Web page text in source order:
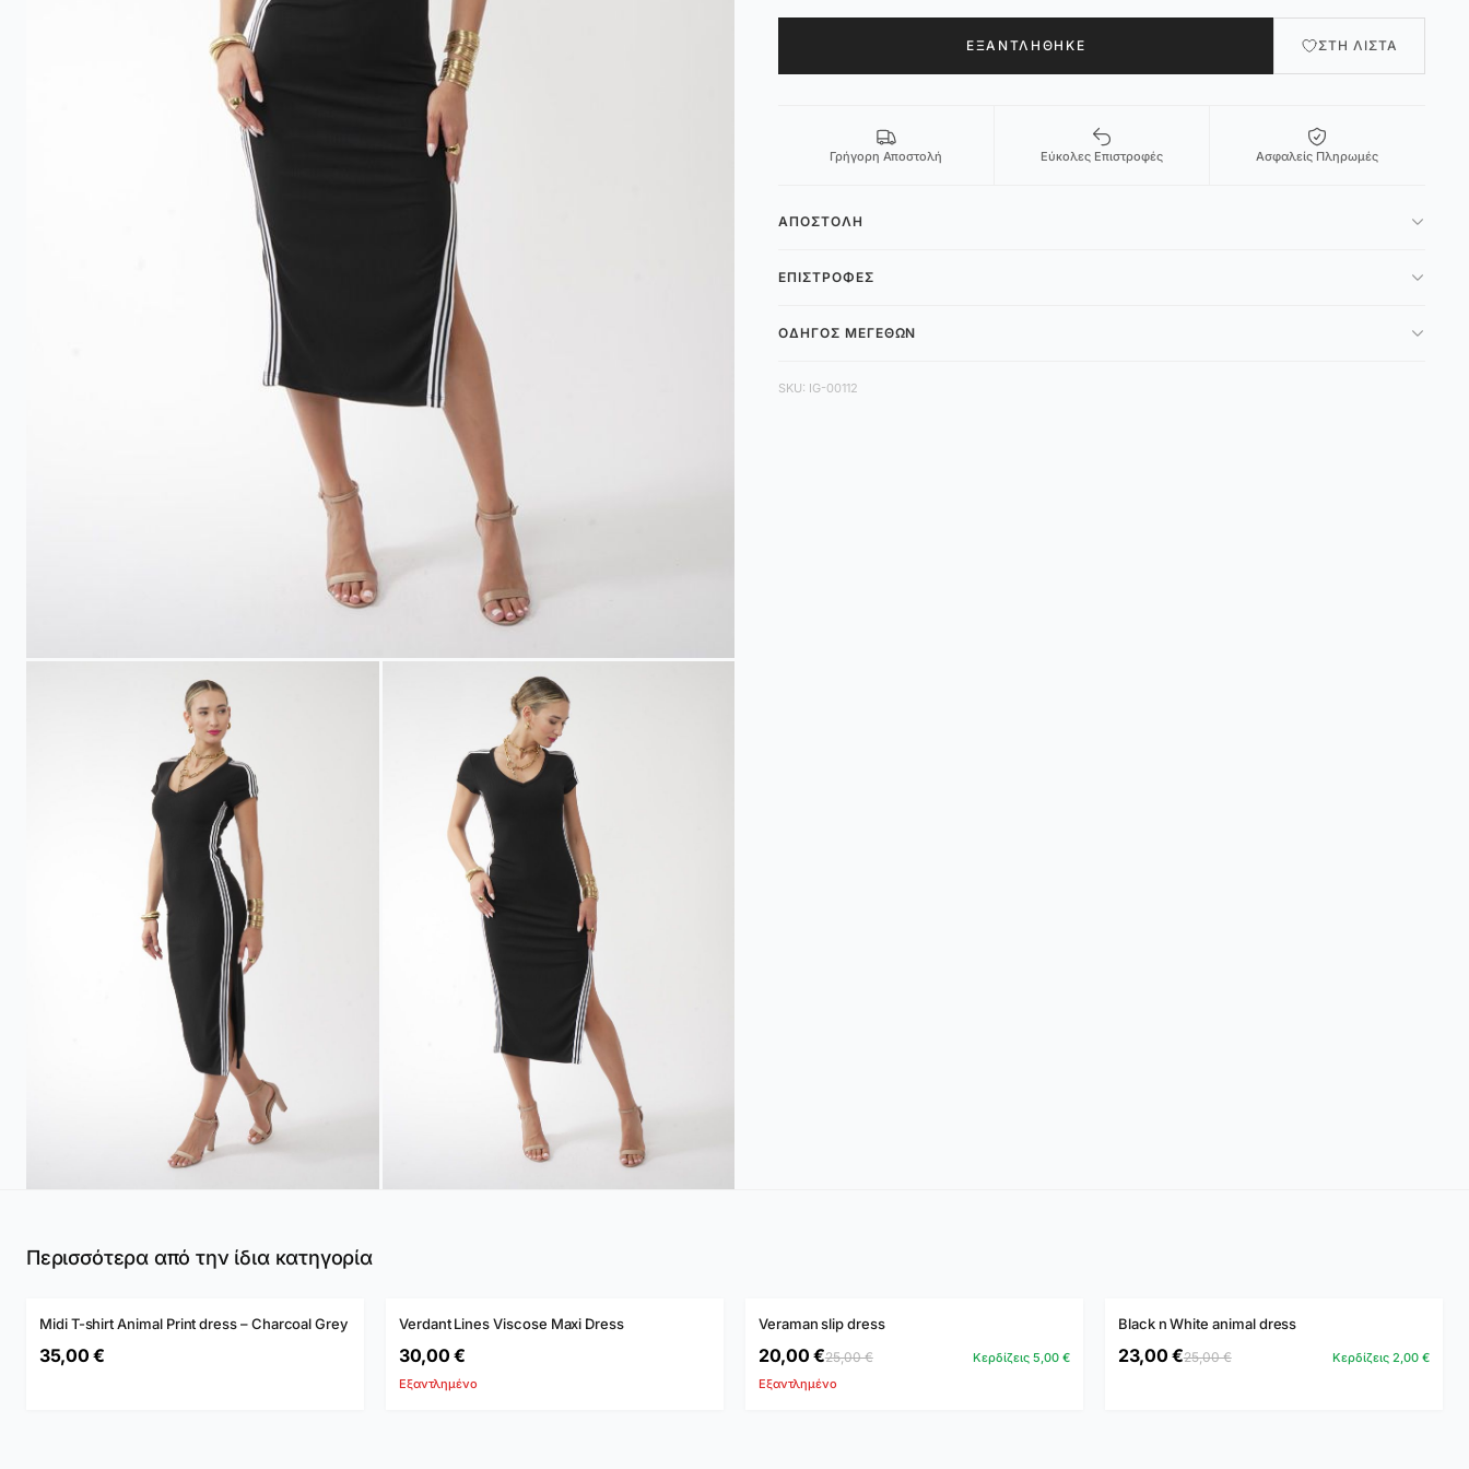
ΕΞΑΝΤΛΉΘΗΚΕ ΣΤΗ ΛΊΣΤΑ
Γρήγορη Αποστολή Εύκολες Επιστροφές Ασφαλείς Πληρωμές
ΑΠΟΣΤΟΛΉ
ΕΠΙΣΤΡΟΦΈΣ
ΟΔΗΓΌΣ ΜΕΓΕΘΏΝ
SKU: IG-00112
Περισσότερα από την ίδια κατηγορία
ADD TO CART →
Midi T-shirt Animal Print dress – Charcoal Grey
35,00 €
ΕΞΑΝΤΛΗΜΈΝΟ
Verdant Lines Viscose Maxi Dress
30,00 €
Εξαντλημένο
-20%
ΕΞΑΝΤΛΗΜΈΝΟ
Veraman slip dress
20,00 €25,00 €
Κερδίζεις 5,00 €
Εξαντλημένο
-8%
Black n White animal dress
23,00 €25,00 € Κερδίζεις 2,00 €